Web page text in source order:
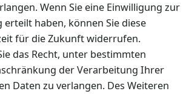
Wenn Sie eine Einwilligung zur
haben, können Sie diese
für die Zukunft widerrufen.
das Recht, unter bestimmten
der Verarbeitung Ihrer
Daten zu verlangen. Des Weiteren